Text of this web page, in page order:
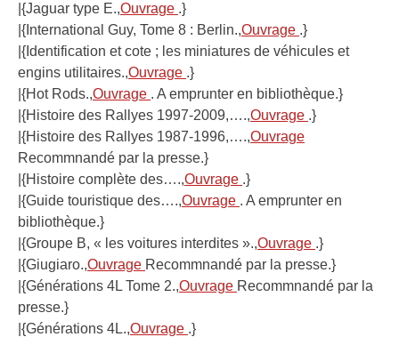
|{Jaguar type E.,Ouvrage .}
|{International Guy, Tome 8 : Berlin.,Ouvrage .}
|{Identification et cote ; les miniatures de véhicules et
engins utilitaires.,Ouvrage .}
|{Hot Rods.,Ouvrage . A emprunter en bibliothèque.}
|{Histoire des Rallyes 1997-2009,….,Ouvrage .}
|{Histoire des Rallyes 1987-1996,….,Ouvrage
Recommnandé par la presse.}
|{Histoire complète des….,Ouvrage .}
|{Guide touristique des….,Ouvrage . A emprunter en
bibliothèque.}
|{Groupe B, « les voitures interdites ».,Ouvrage .}
|{Giugiaro.,Ouvrage Recommnandé par la presse.}
|{Générations 4L Tome 2.,Ouvrage Recommnandé par la
presse.}
|{Générations 4L.,Ouvrage .}